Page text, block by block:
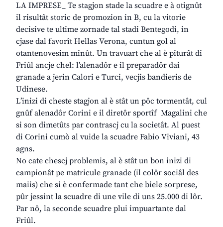
LA IMPRESE_ Te stagjon stade la scuadre e à otignût
il risultât storic de promozion in B, cu la vitorie
decisive te ultime zornade tal stadi Bentegodi, in
cjase dal favorît Hellas Verona, cuntun gol al
otantenovesim minût. Un travuart che al è piturât di
Friûl ancje chel: l’alenadôr e il preparadôr dai
granade a jerin Calori e Turci, vecjis bandieris de
Udinese.
L’inizi di cheste stagjon al è stât un pôc tormentât, cul
gnûf alenadôr Corini e il diretôr sportîf Magalini che
si son dimetûts par contrascj cu la societât. Al puest
di Corini cumò al vuide la scuadre Fabio Viviani, 43
agns.
No cate chescj problemis, al è stât un bon inizi di
campionât pe matricule granade (il colôr sociâl des
maiis) che si è confermade tant che biele sorprese,
pûr jessint la scuadre di une vile di uns 25.000 di lôr.
Par nô, la seconde scuadre plui impuartante dal
Friûl.